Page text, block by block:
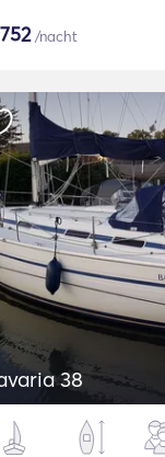
752/nacht
38